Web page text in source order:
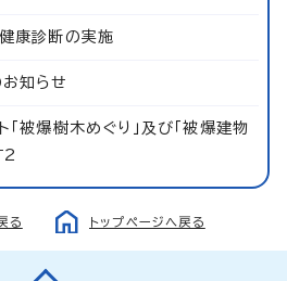
康診断の実施
知らせ
被爆樹木めぐり」及び「被爆建物
2
る トップページへ戻る